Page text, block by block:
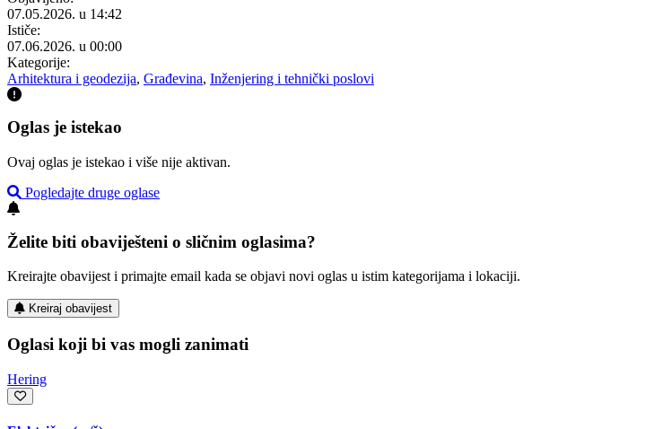
07.05.2026. u 14:42
Ističe:
07.06.2026. u 00:00
Kategorije:
Arhitektura i geodezija, Građevina, Inženjering i tehnički poslovi
Oglas je istekao
Ovaj oglas je istekao i više nije aktivan.
Pogledajte druge oglase
Želite biti obaviješteni o sličnim oglasima?
Kreirajte obavijest i primajte email kada se objavi novi oglas u istim kategorijama i lokaciji.
Kreiraj obavijest
Oglasi koji bi vas mogli zanimati
Hering